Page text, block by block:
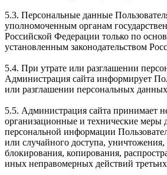
5.3. Персональные данные
уполномоченным органам
Российской Федерации только по
установленным законодательством
5.4. При утрате или разглашении
Администрация сайта информирует
или разглашении персональных
5.5. Администрация сайта принимает
организационные и технические меры
персональной информации
или случайного доступа, уничтожения,
блокирования, копирования,
иных неправомерных действий